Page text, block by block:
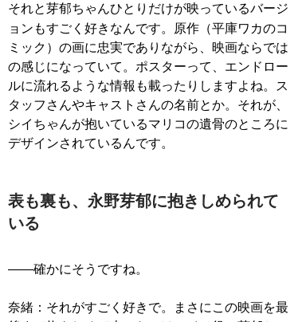
それと芽郁ちゃんひとりだけが映っているバージ
ョンもすごく好きなんです。原作（平庫ワカのコ
ミック）の画に忠実でありながら、映画ならでは
の感じになっていて。ポスターって、エンドロー
ルに流れるような情報も載ったりしますよね。ス
タッフさんやキャストさんの名前とか。それが、
シイちゃんが抱いているマリコの遺骨のところに
デザインされているんです。
表も裏も、永野芽郁に抱きしめられて
いる
――確かにそうですね。
奈緒：それがすごく好きで。まさにこの映画を最